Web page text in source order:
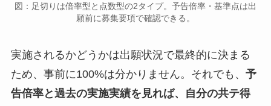
図：足切りは倍率型と点数型の2タイプ。予告倍率・基準点は出
願前に募集要項で確認できる。
実施されるかどうかは出願状況で最終的に決まる
ため、事前に100%は分かりません。それでも、 予
告倍率と過去の実施実績を見れば、自分の共テ得